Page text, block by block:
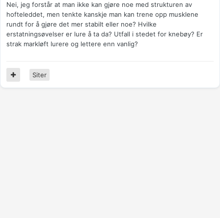
Nei, jeg forstår at man ikke kan gjøre noe med strukturen av
hofteleddet, men tenkte kanskje man kan trene opp musklene
rundt for å gjøre det mer stabilt eller noe? Hvilke
erstatningsøvelser er lure å ta da? Utfall i stedet for knebøy? Er
strak markløft lurere og lettere enn vanlig?
Siter